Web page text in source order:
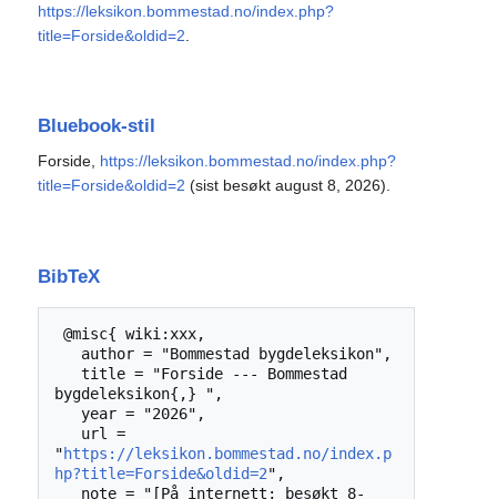
https://leksikon.bommestad.no/index.php?
title=Forside&oldid=2
Bluebook-stil
Forside, https://leksikon.bommestad.no/index.php?
title=Forside&oldid=2 (sist besøkt august 8, 2026).
BibTeX
bygdeleksikon{,} ",
"https://leksikon.bommestad.no/index.p
hp?title=Forside&oldid=2",